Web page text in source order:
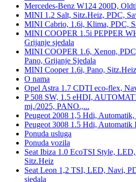
Mercedes-Benz W124 200D,
MINI 1.2 Salt, Sitz.Heiz, PDC,
MINI Cabrio, 1.6i, Klima, PDC,
MINI COOPER 1.5i PEPPER
Grijanje sjedala
MINI COOPER 1.6, Xenon,
Pano, Grijanje Sjedala
MINI Cooper 1.6i, Pano,
O nama
Opel Astra 1.7 CDTI eco-flex,
P 508 SW, 1.5 eHDI,
mj./2025, PANO.,...
Peugeot 2008 1,5 Hdi,
Peugeot 3008 1.5 Hdi, Automatik
Ponuda usluga
Ponuda vozila
Seat Ibiza 1.0 EcoTSI Style,
Sitz.Heiz
Seat Leon 1,2 TSI, LED, Navi,
sjedala